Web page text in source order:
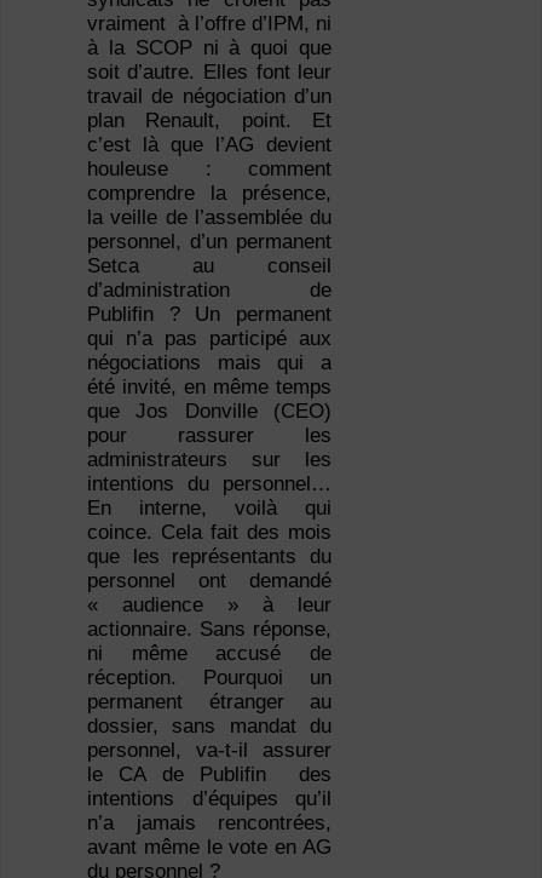
vraiment à l’offre d’IPM, ni
à la SCOP ni à quoi que
soit d’autre. Elles font leur
travail de négociation d’un
plan Renault, point. Et
c’est là que l’AG devient
houleuse : comment
comprendre la présence,
la veille de l’assemblée du
personnel, d’un permanent
Setca au conseil
d’administration de
Publifin ? Un permanent
qui n’a pas participé aux
négociations mais qui a
été invité, en même temps
que Jos Donville (CEO)
pour rassurer les
administrateurs sur les
intentions du personnel…
En interne, voilà qui
coince. Cela fait des mois
que les représentants du
personnel ont demandé
« audience » à leur
actionnaire. Sans réponse,
ni même accusé de
réception. Pourquoi un
permanent étranger au
dossier, sans mandat du
personnel, va-t-il assurer
le CA de Publifin des
intentions d’équipes qu’il
n’a jamais rencontrées,
avant même le vote en AG
du personnel ?